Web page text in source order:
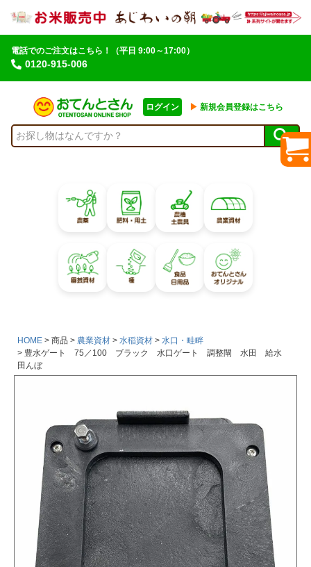
電話でのご注文はこちら！
0120-915-006
（平日 9:00～17:00）
ログイン ▶︎ 新規会員登録はこちら
HOME 商品 農業資材 水稲資材
水口・畦畔
豊水ゲート 75／100 ブラック 水口ゲート 調整閘 水田 給水
田んぼ